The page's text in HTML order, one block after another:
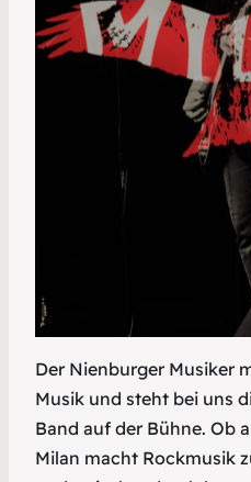
Der Nienburger Musiker
Musik und steht bei uns
Band auf der Bühne. Ob
Milan macht Rockmusik